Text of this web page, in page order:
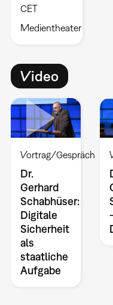
CET
Medientheater
Video
Vortrag/Gespräch
Dr.
Gerhard
Schabhüser:
Digitale
Sicherheit
als
staatliche
Aufgabe